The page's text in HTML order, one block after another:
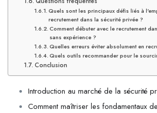
Quels sont les principaux défis liés à
recrutement dans la sécurité privée ?
Comment débuter avec le recrutement
sans expérience ?
Quelles erreurs éviter absolument en
Quels outils recommander pour le
Conclusion
Introduction au marché de la sécurité
Comment maîtriser les fondamentaux